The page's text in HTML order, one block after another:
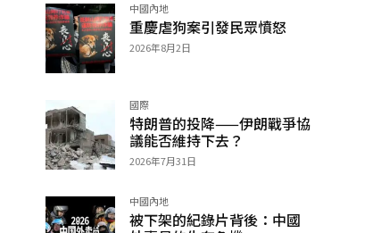
加入 中國內地
重慶虐狗案引發民眾憤怒
2026年8月2日
國際
特朗普的投降——伊朗戰爭協
議能否維持下去？
2026年7月31日
中國內地
被下架的紀錄片背後：中國